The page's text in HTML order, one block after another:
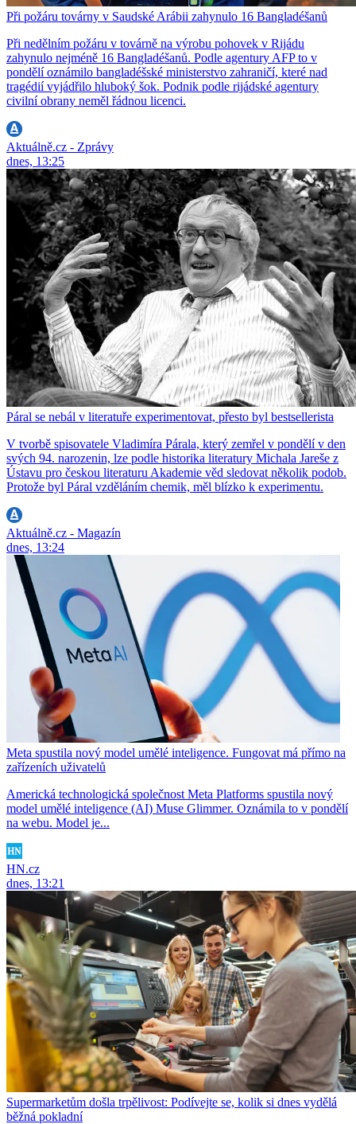
Při požáru továrny v Saudské Arábii zahynulo 16 Bangladéšanů
Při nedělním požáru v továrně na výrobu pohovek v Rijádu
zahynulo nejméně 16 Bangladéšanů. Podle agentury AFP to v
pondělí oznámilo bangladéšské ministerstvo zahraničí, které nad
tragédií vyjádřilo hluboký šok. Podnik podle rijádské agentury
civilní obrany neměl řádnou licenci.
Aktuálně.cz - Zprávy
dnes, 13:25
Páral se nebál v literatuře experimentovat, přesto byl bestsellerista
V tvorbě spisovatele Vladimíra Párala, který zemřel v pondělí v den
svých 94. narozenin, lze podle historika literatury Michala Jareše z
Ústavu pro českou literaturu Akademie věd sledovat několik podob.
Protože byl Páral vzděláním chemik, měl blízko k experimentu.
Aktuálně.cz - Magazín
dnes, 13:24
Meta spustila nový model umělé inteligence. Fungovat má přímo na
zařízeních uživatelů
Americká technologická společnost Meta Platforms spustila nový
model umělé inteligence (AI) Muse Glimmer. Oznámila to v pondělí
na webu. Model je...
HN.cz
dnes, 13:21
Supermarketům došla trpělivost: Podívejte se, kolik si dnes vydělá
běžná pokladní